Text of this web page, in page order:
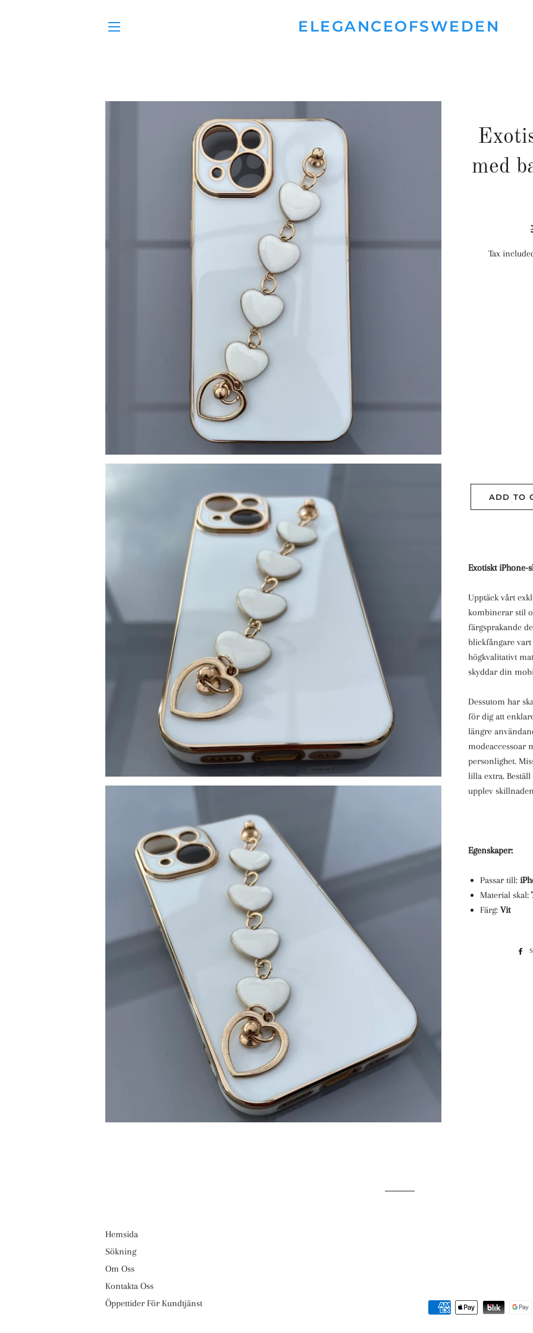
ELEGANCEOFSWEDEN
med
Tax
ADD TO
Exotiskt iPhone-
Upptäck vårt
kombinerar stil
färgsprakande
blickfångare
högkvalitativt
skyddar din
Dessutom har
för dig att
längre
modeaccessoar
personlighet.
lilla extra.
upplev
Egenskaper:
Passar till:
Material skal:
Färg: Vit
Hemsida
Sökning
Om Oss
Kontakta Oss
Öppettider För Kundtjänst